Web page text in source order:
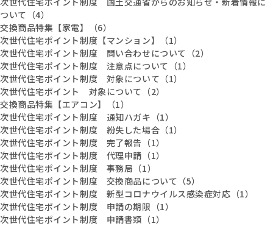
ついて（4）
交換商品特集【家電】（6）
次世代住宅ポイント制度【マンション】（1）
次世代住宅ポイント制度 問い合わせについて（2）
次世代住宅ポイント制度 注意点について（1）
次世代住宅ポイント制度 対象について（1）
次世代住宅ポイント 対象について（2）
交換商品特集【エアコン】（1）
次世代住宅ポイント制度 通知ハガキ（1）
次世代住宅ポイント制度 紛失した場合（1）
次世代住宅ポイント制度 完了報告（1）
次世代住宅ポイント制度 代理申請（1）
次世代住宅ポイント制度 事務局（1）
次世代住宅ポイント制度 交換商品について（5）
次世代住宅ポイント制度 新型コロナウイルス感染症対応（1）
次世代住宅ポイント制度 申請の期限（1）
次世代住宅ポイント制度 申請書類（1）